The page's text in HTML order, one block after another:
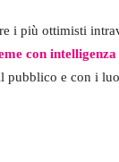
i più ottimisti
con
pubblico e con i